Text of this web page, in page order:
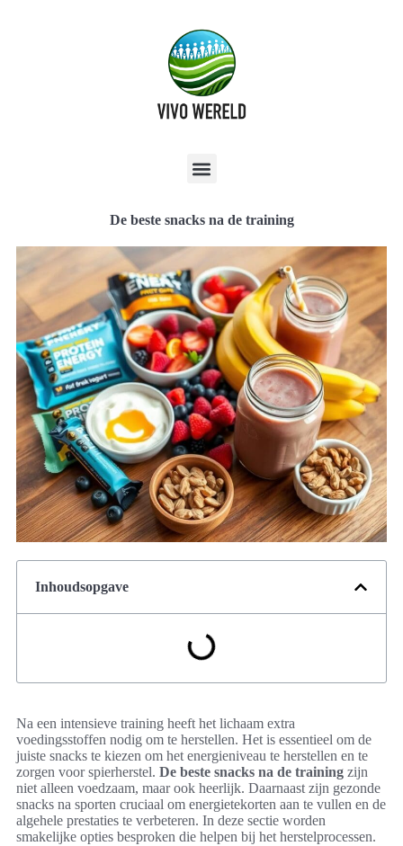
De beste snacks na de training
Inhoudsopgave
Na een intensieve training heeft het lichaam extra
voedingsstoffen nodig om te herstellen. Het is essentieel om de
juiste snacks te kiezen om het energieniveau te herstellen en te
zorgen voor spierherstel. De beste snacks na de training zijn
niet alleen voedzaam, maar ook heerlijk. Daarnaast zijn gezonde
snacks na sporten cruciaal om energietekorten aan te vullen en de
algehele prestaties te verbeteren. In deze sectie worden
smakelijke opties besproken die helpen bij het herstelprocessen.